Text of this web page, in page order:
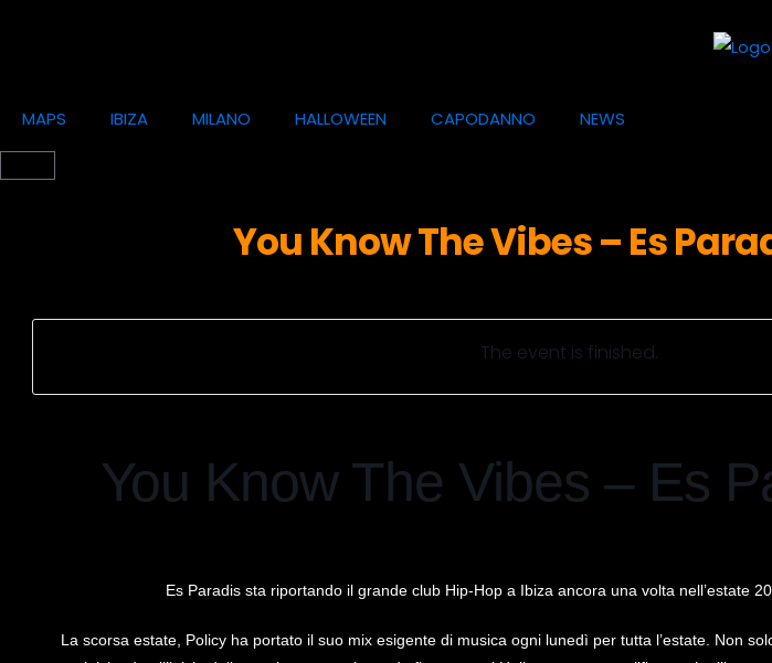
MAPS IBIZA MILANO HALLOWEEN CAPODANNO NEWS
You Know The Vibes – Es
The event is finished.
You Know The Vibes – Es
Es Paradis sta riportando il grande club Hip-Hop a Ibiza ancora una volta nell’estate
La scorsa estate, Policy ha portato il suo mix esigente di musica ogni lunedì per tutta l’estate. Non